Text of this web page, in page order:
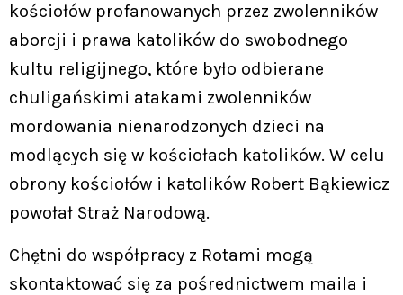
kościołów profanowanych przez zwolenników
aborcji i prawa katolików do swobodnego
kultu religijnego, które było odbierane
chuligańskimi atakami zwolenników
mordowania nienarodzonych dzieci na
modlących się w kościołach katolików. W celu
obrony kościołów i katolików Robert Bąkiewicz
powołał Straż Narodową.
Chętni do współpracy z Rotami mogą
skontaktować się za pośrednictwem maila i